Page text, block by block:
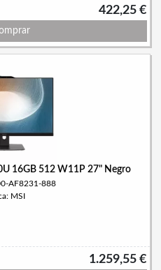
422,25 €
16GB 512 W11P 27" Negro
AF8231-888
MSI
1.259,55 €